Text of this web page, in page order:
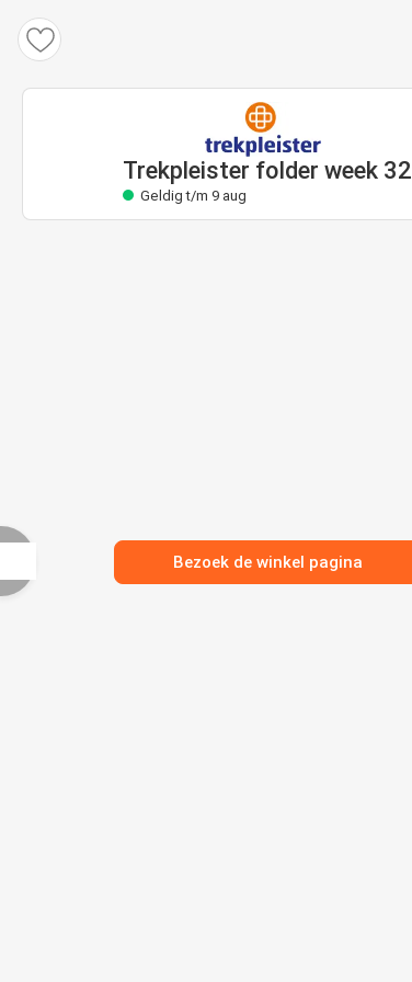
Trekpleister folder week 32
Geldig t/m 9 aug
Bezoek de winkel pagina